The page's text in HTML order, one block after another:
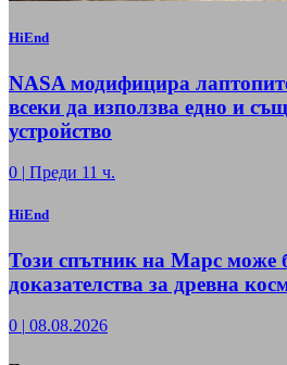
HiEnd
NASA модифицира
всеки да използва едно и
устройство
0 | Преди 11 ч.
HiEnd
Този спътник на Марс може
доказателства за древна
0 | 08.08.2026